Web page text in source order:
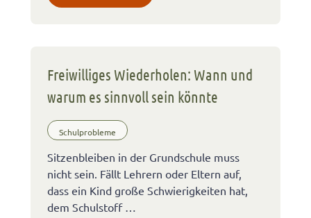
Freiwilliges Wiederholen: Wann und
warum es sinnvoll sein könnte
Schulprobleme
Sitzenbleiben in der Grundschule muss
nicht sein. Fällt Lehrern oder Eltern auf,
dass ein Kind große Schwierigkeiten hat,
dem Schulstoff …